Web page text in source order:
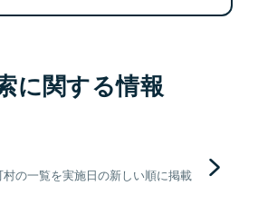
に関する情報
の一覧を実施日の新しい順に掲載